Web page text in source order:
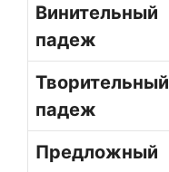
Винительный
падеж
Творительный
падеж
Предложный